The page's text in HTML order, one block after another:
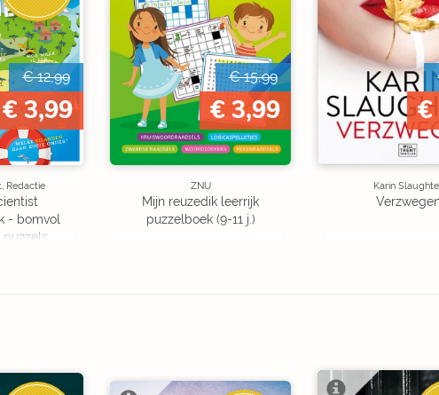
€ 12,99
€ 3,99
Redactie
- bomvol
puzzels
€ 15,99
€ 3,99
ZNU
Mijn reuzedik leerrijk
puzzelboek (9-11 j.)
€
Karin